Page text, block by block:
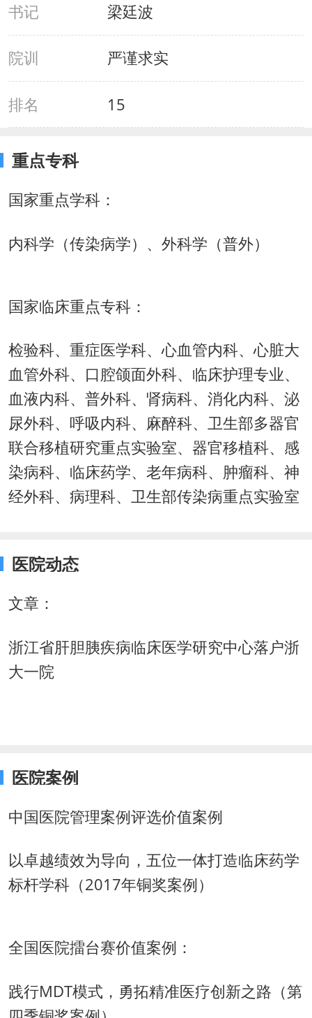
书记 梁廷波
院训 严谨求实
排名 15
重点专科
国家重点学科：
内科学（传染病学）、外科学（普外）
国家临床重点专科：
检验科、重症医学科、心血管内科、心脏大
血管外科、口腔颌面外科、临床护理专业、
血液内科、普外科、肾病科、消化内科、泌
尿外科、呼吸内科、麻醉科、卫生部多器官
联合移植研究重点实验室、器官移植科、感
染病科、临床药学、老年病科、肿瘤科、神
经外科、病理科、卫生部传染病重点实验室
医院动态
文章：
浙江省肝胆胰疾病临床医学研究中心落户浙
大一院
医院案例
中国医院管理案例评选价值案例
以卓越绩效为导向，五位一体打造临床药学
标杆学科（2017年铜奖案例）
全国医院擂台赛价值案例：
践行MDT模式，勇拓精准医疗创新之路（第